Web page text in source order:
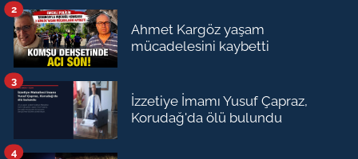
Ahmet Kargöz yaşam
mücadelesini kaybetti
2
İzzetiye İmamı Yusuf Çapraz,
Korudağ'da ölü bulundu
3
4